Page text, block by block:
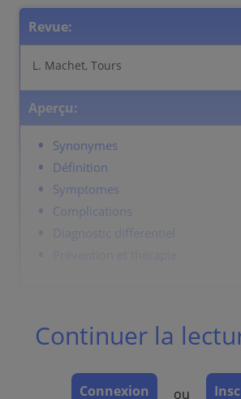
Revue:
L. Machet, Tours
Aperçu:
Synonymes
Définition
Symptomes
Complications
Diagnostic differentiel
Zona = herpes zoster.
Définition
Continuer la
Connexion ou